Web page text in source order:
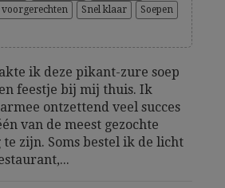
voorgerechten Snel klaar
Soepen
ik deze pikant-zure soep
feestje bij mij thuis. Ik
ontzettend veel succes
van de meest gezochte
zijn. Soms bestel ik de licht